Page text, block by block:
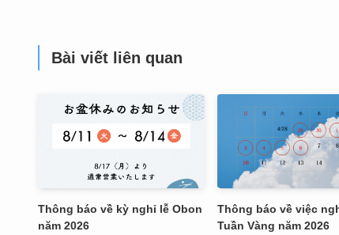
Bài viết liên quan
Thông báo về kỳ nghỉ lễ Obon
năm 2026
Thông báo về việc
Tuần Vàng năm 2026